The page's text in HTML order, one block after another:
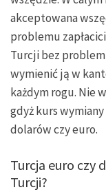
akceptowana
problemu
Turcji bez
wymienić ją w
każdym rogu. Nie
gdyż kurs
dolarów czy euro.
Turcja euro czy
Turcji?